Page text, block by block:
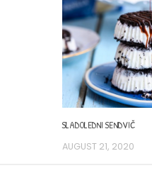
SLADOLEDNI SENDVIČ
AUGUST 21, 2020